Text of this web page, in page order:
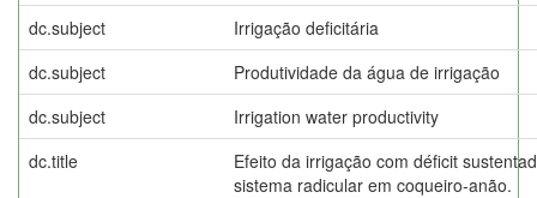
dc.subject
Irrigação deficitária
dc.subject
Produtividade da água de irrigação
dc.subject
Irrigation water productivity
dc.title
Efeito da irrigação com déficit
sistema radicular em coqueiro-anão.